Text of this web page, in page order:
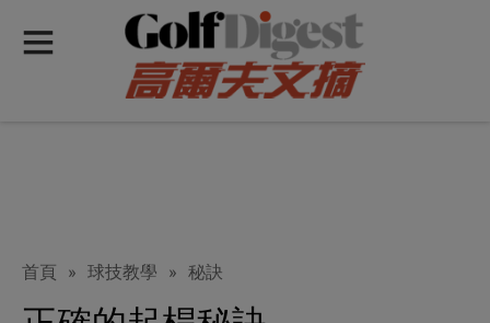
首頁 » 球技教學 » 秘訣